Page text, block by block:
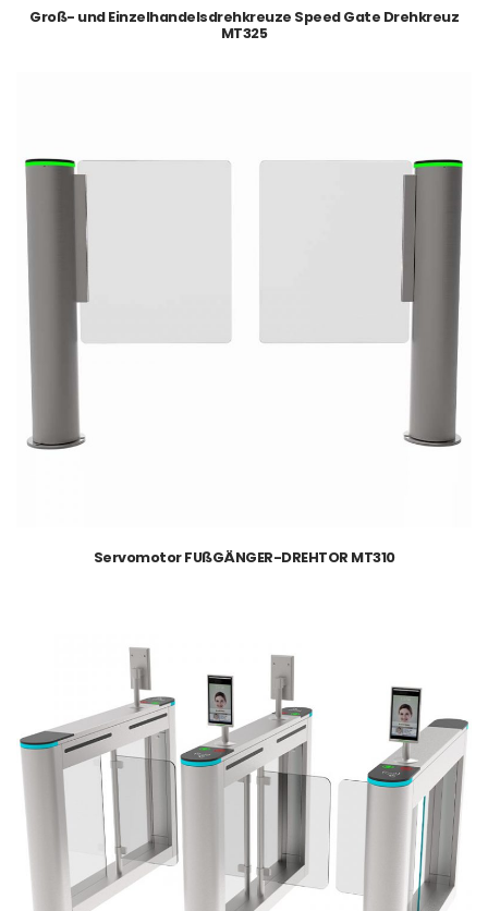
Groß- und Einzelhandelsdrehkreuze Speed Gate Drehkreuz
MT325
Servomotor FUßGÄNGER-DREHTOR MT310